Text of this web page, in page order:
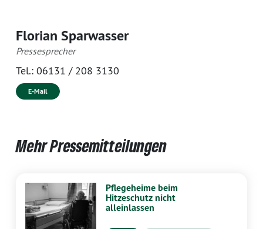
Florian Sparwasser
Pressesprecher
Tel.: 06131 / 208 3130
E-Mail
Mehr Pressemitteilungen
Pflegeheime beim
Hitzeschutz nicht
alleinlassen